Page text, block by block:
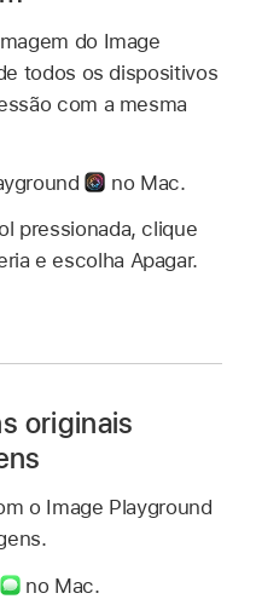
do Image
todos os dispositivos
com a mesma
no Mac.
pressionada, clique
e escolha Apagar.
originais
o Image Playground
no Mac.